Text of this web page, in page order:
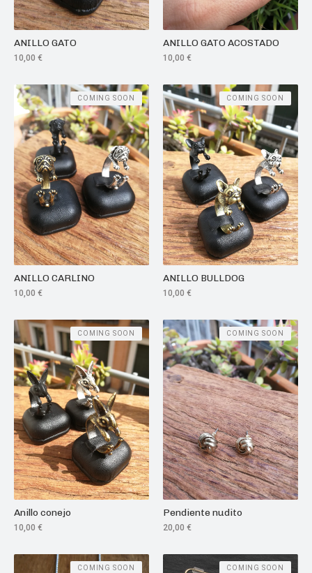
ANILLO GATO
10,00 €
ANILLO GATO ACOSTADO
10,00 €
ANILLO CARLINO
10,00 €
COMING SOON
ANILLO BULLDOG
10,00 €
COMING SOON
Anillo conejo
10,00 €
COMING SOON
Pendiente nudito
20,00 €
COMING SOON
COMING SOON COMING SOON